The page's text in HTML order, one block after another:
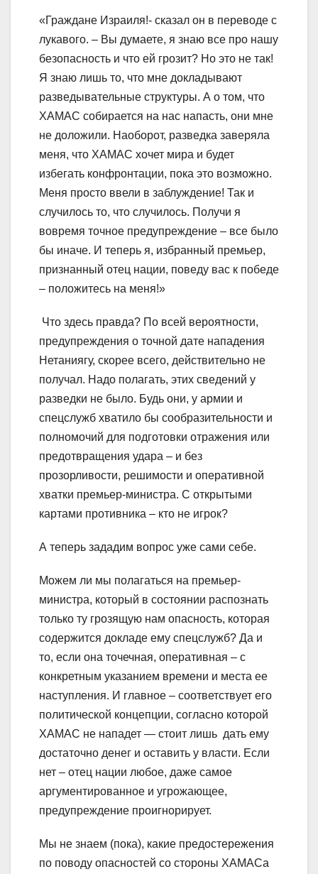
«Граждане Израиля!- сказал он в переводе с
лукавого. – Вы думаете, я знаю все про нашу
безопасность и что ей грозит? Но это не так!
Я знаю лишь то, что мне докладывают
разведывательные структуры. А о том, что
ХАМАС собирается на нас напасть, они мне
не доложили. Наоборот, разведка заверяла
меня, что ХАМАС хочет мира и будет
избегать конфронтации, пока это возможно.
Меня просто ввели в заблуждение! Так и
случилось то, что случилось. Получи я
вовремя точное предупреждение – все было
бы иначе. И теперь я, избранный премьер,
признанный отец нации, поведу вас к победе
– положитесь на меня!»
Что здесь правда? По всей вероятности,
предупреждения о точной дате нападения
Нетаниягу, скорее всего, действительно не
получал. Надо полагать, этих сведений у
разведки не было. Будь они, у армии и
спецслужб хватило бы сообразительности и
полномочий для подготовки отражения или
предотвращения удара – и без
прозорливости, решимости и оперативной
хватки премьер-министра. С открытыми
картами противника – кто не игрок?
А теперь зададим вопрос уже сами себе.
Можем ли мы полагаться на премьер-
министра, который в состоянии распознать
только ту грозящую нам опасность, которая
содержится докладе ему спецслужб? Да и
то, если она точечная, оперативная – с
конкретным указанием времени и места ее
наступления. И главное – соответствует его
политической концепции, согласно которой
ХАМАС не нападет — стоит лишь дать ему
достаточно денег и оставить у власти. Если
нет – отец нации любое, даже самое
аргументированное и угрожающее,
предупреждение проигнорирует.
Мы не знаем (пока), какие предостережения
по поводу опасностей со стороны ХАМАСа